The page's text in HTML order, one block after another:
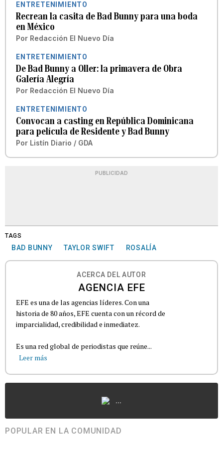
ENTRETENIMIENTO
Recrean la casita de Bad Bunny para una boda
en México
Por Redacción El Nuevo Día
ENTRETENIMIENTO
De Bad Bunny a Oller: la primavera de Obra
Galería Alegría
Por Redacción El Nuevo Día
ENTRETENIMIENTO
Convocan a casting en República Dominicana
para película de Residente y Bad Bunny
Por Listín Diario / GDA
PUBLICIDAD
TAGS
BAD BUNNY TAYLOR SWIFT ROSALÍA
ACERCA DEL AUTOR
AGENCIA EFE
EFE es una de las agencias líderes. Con una
historia de 80 años, EFE cuenta con un récord de
imparcialidad, credibilidad e inmediatez.
Es una red global de periodistas que reúne...
Leer más
...
POPULAR EN LA COMUNIDAD